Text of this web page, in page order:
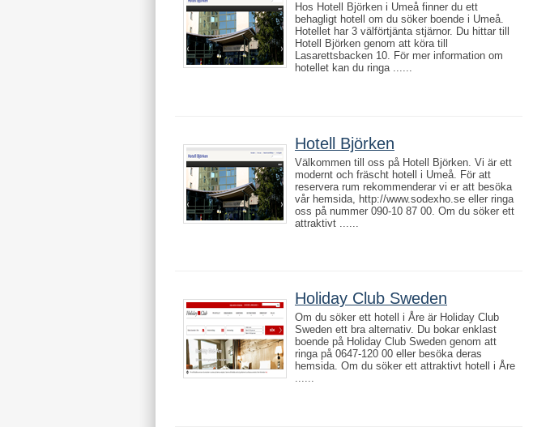
Hos Hotell Björken i Umeå finner du ett
behagligt hotell om du söker boende i Umeå.
Hotellet har 3 välförtjänta stjärnor. Du hittar till
Hotell Björken genom att köra till
Lasarettsbacken 10. För mer information om
hotellet kan du ringa ......
Hotell Björken
Välkommen till oss på Hotell Björken. Vi är ett
modernt och fräscht hotell i Umeå. För att
reservera rum rekommenderar vi er att besöka
vår hemsida, http://www.sodexho.se eller ringa
oss på nummer 090-10 87 00. Om du söker ett
attraktivt ......
Holiday Club Sweden
Om du söker ett hotell i Åre är Holiday Club
Sweden ett bra alternativ. Du bokar enklast
boende på Holiday Club Sweden genom att
ringa på 0647-120 00 eller besöka deras
hemsida. Om du söker ett attraktivt hotell i Åre
......